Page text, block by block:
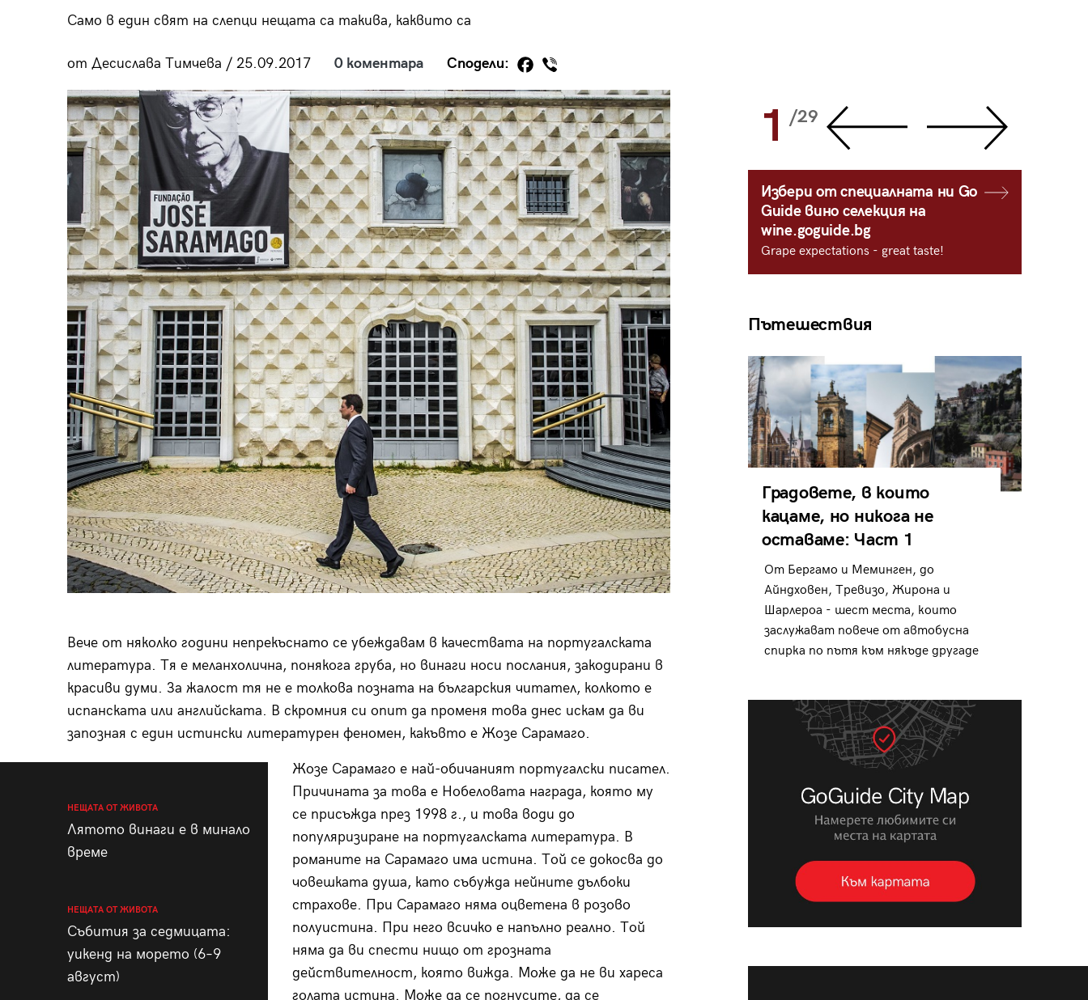
Само в един свят на слепци нещата са такива, каквито са
от Десислава Тимчева / 25.09.2017 0 коментара Сподели:
Вече от няколко години непрекъснато се убеждавам в качествата на португалската
литература. Тя е меланхолична, понякога груба, но винаги носи послания, закодирани в
красиви думи. За жалост тя не е толкова позната на българския читател, колкото е
испанската или английската. В скромния си опит да променя това днес искам да ви
запозная с един истински литературен феномен, какъвто е Жозе Сарамаго.
НЕЩАТА ОТ ЖИВОТА
Лятото винаги е в минало
време
НЕЩАТА ОТ ЖИВОТА
Събития за седмицата:
уикенд на морето (6–9
август)
Жозе Сарамаго е най-обичаният португалски писател.
Причината за това е Нобеловата награда, която му
се присъжда през 1998 г., и това води до
популяризиране на португалската литература. В
романите на Сарамаго има истина. Той се докосва до
човешката душа, като събужда нейните дълбоки
страхове. При Сарамаго няма оцветена в розово
полуистина. При него всичко е напълно реално. Той
няма да ви спести нищо от грозната
действителност, която вижда. Може да не ви хареса
голата истина. Може да се погнусите, да се
28 /29 29/29 1 /29
Избери от специалната ни Go
Guide вино селекция на
wine.goguide.bg
Grape expectations - great taste!
Пътешествия
Градовете, в които
кацаме, но никога не
оставаме: Част 1
От Бергамо и Меминген, до
Айндховен, Тревизо, Жирона и
Шарлероа - шест места, които
заслужават повече от автобусна
спирка по пътя към някъде другаде